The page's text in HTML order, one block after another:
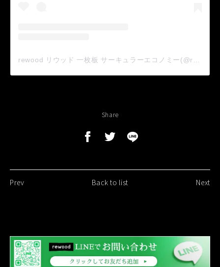
rewood リウッド 一枚板 サーキュラーエコノミー(@rewoodworks)がシェアした投稿
Share
Prev Back to list Next